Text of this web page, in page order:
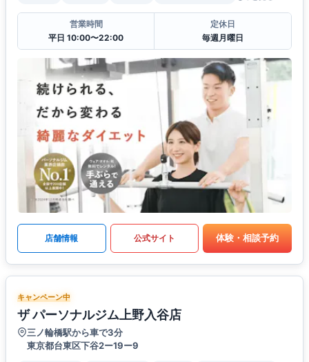
営業時間
平日 10:00〜22:00
定休日
毎週月曜日
店舗情報 公式サイト 体験・相談予約
キャンペーン中
ザ パーソナルジム上野入谷店
三ノ輪橋駅から車で3分
東京都台東区下谷2ー19ー9